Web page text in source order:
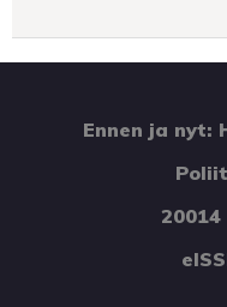
Ennen ja nyt: